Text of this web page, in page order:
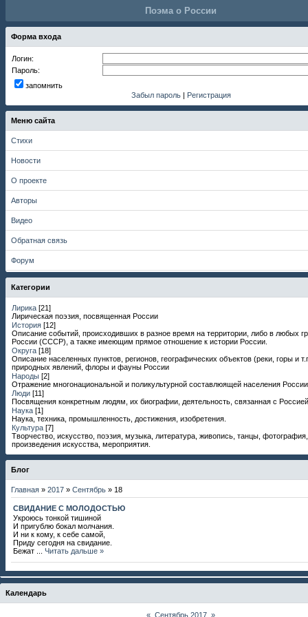
Поэма о России
Форма входа
Логин:
Пароль:
запомнить
Забыл пароль | Регистрация
Меню сайта
Стихи
Новости
О проекте
Авторы
Видео
Обратная связь
Форум
Категории
Лирика [21]
Лирическая поэзия, посвященная России
История [12]
Описание событий, происходивших в разное время на территории, либо в любых
России (СССР), а также имеющим прямое отношение к истории России.
Округа [18]
Описание населенных пунктов, регионов, географических объектов (реки, горы и
природных явлений, флоры и фауны России
Народы [2]
Отражение многонациональной и поликультурной составлюящей населения
Люди [11]
Посвящения конкретным людям, их биографии, деятельность, связанная с
Наука [1]
Наука, техника, промышленность, достижения, изобретения.
Культура [7]
Творчество, искусство, поэзия, музыка, литература, живопись, танцы, фотография,
произведения искусства, мероприятия.
Блог
Главная » 2017 » Сентябрь » 18
СВИДАНИЕ С МОЛОДОСТЬЮ
Укроюсь тонкой тишиной
И пригублю бокал молчания.
И ни к кому, к себе самой,
Приду сегодня на свидание.
Бежат
Читать дальше »
Календарь
« Сентябрь 2017 »